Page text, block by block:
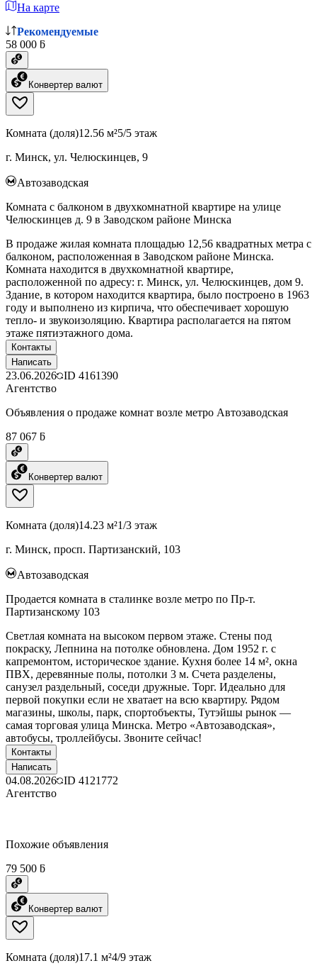
На карте
Рекомендуемые
58 000 ƃ
Конвертер валют
Комната (доля)12.56 м²5/5 этаж
г. Минск, ул. Челюскинцев, 9
Автозаводская
Комната с балконом в двухкомнатной квартире на улице
Челюскинцев д. 9 в Заводском районе Минска
В продаже жилая комната площадью 12,56 квадратных метра с
балконом, расположенная в Заводском районе Минска.
Комната находится в двухкомнатной квартире,
расположенной по адресу: г. Минск, ул. Челюскинцев, дом 9.
Здание, в котором находится квартира, было построено в 1963
году и выполнено из кирпича, что обеспечивает хорошую
тепло- и звукоизоляцию. Квартира располагается на пятом
этаже пятиэтажного дома.
Контакты
Написать
23.06.2026 ID 4161390
Агентство
Объявления о продаже комнат возле метро Автозаводская
87 067 ƃ
Конвертер валют
Комната (доля)14.23 м²1/3 этаж
г. Минск, просп. Партизанский, 103
Автозаводская
Продается комната в сталинке возле метро по Пр-т.
Партизанскому 103
Светлая комната на высоком первом этаже. Стены под
покраску, Лепнина на потолке обновлена. Дом 1952 г. с
капремонтом, историческое здание. Кухня более 14 м², окна
ПВХ, деревянные полы, потолки 3 м. Счета разделены,
санузел раздельный, соседи дружные. Торг. Идеально для
первой покупки если не хватает на всю квартиру. Рядом
магазины, школы, парк, спортобъекты, Тутэйшы рынок —
самая торговая улица Минска. Метро «Автозаводская»,
автобусы, троллейбусы. Звоните сейчас!
Контакты
Написать
04.08.2026 ID 4121772
Агентство
Похожие объявления
79 500 ƃ
Конвертер валют
Комната (доля)17.1 м²4/9 этаж